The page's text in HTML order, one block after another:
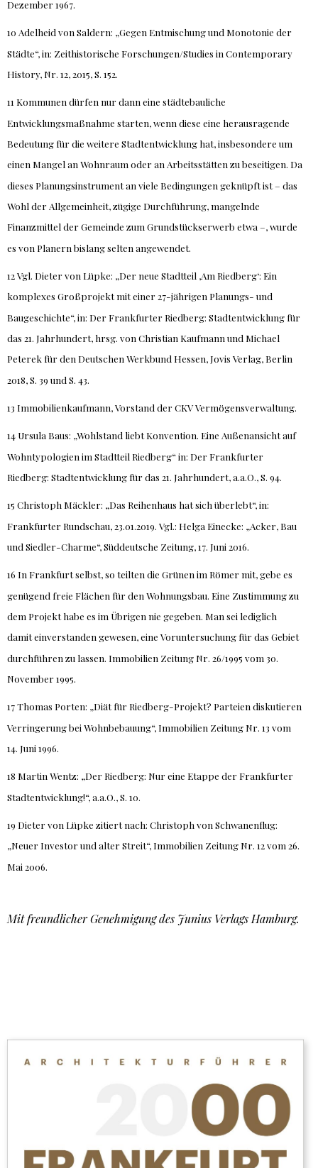
Dezember 1967.
10 Adelheid von Saldern: „Gegen Entmischung und Monotonie der
Städte“, in: Zeithistorische Forschungen/Studies in Contemporary
History, Nr. 12, 2015, S. 152.
11 Kommunen dürfen nur dann eine städtebauliche
Entwicklungsmaßnahme starten, wenn diese eine herausragende
Bedeutung für die weitere Stadtentwicklung hat, insbesondere um
einen Mangel an Wohnraum oder an Arbeitsstätten zu beseitigen. Da
dieses Planungsinstrument an viele Bedingungen geknüpft ist – das
Wohl der Allgemeinheit, zügige Durchführung, mangelnde
Finanzmittel der Gemeinde zum Grundstückserwerb etwa –, wurde
es von Planern bislang selten angewendet.
12 Vgl. Dieter von Lüpke: „Der neue Stadtteil ,Am Riedberg‘: Ein
komplexes Großprojekt mit einer 27-jährigen Planungs- und
Baugeschichte“, in: Der Frankfurter Riedberg: Stadtentwicklung für
das 21. Jahrhundert, hrsg. von Christian Kaufmann und Michael
Peterek für den Deutschen Werkbund Hessen, Jovis Verlag, Berlin
2018, S. 39 und S. 43.
13 Immobilienkaufmann, Vorstand der CKV Vermögensverwaltung.
14 Ursula Baus: „Wohlstand liebt Konvention. Eine Außenansicht auf
Wohntypologien im Stadtteil Riedberg“ in: Der Frankfurter
Riedberg: Stadtentwicklung für das 21. Jahrhundert, a.a.O., S. 94.
15 Christoph Mäckler: „Das Reihenhaus hat sich überlebt“, in:
Frankfurter Rundschau, 23.01.2019. Vgl.: Helga Einecke: „Acker, Bau
und Siedler-Charme“, Süddeutsche Zeitung, 17. Juni 2016.
16 In Frankfurt selbst, so teilten die Grünen im Römer mit, gebe es
genügend freie Flächen für den Wohnungsbau. Eine Zustimmung zu
dem Projekt habe es im Übrigen nie gegeben. Man sei lediglich
damit einverstanden gewesen, eine Voruntersuchung für das Gebiet
durchführen zu lassen. Immobilien Zeitung Nr. 26/1995 vom 30.
November 1995.
17 Thomas Porten: „Diät für Riedberg-Projekt? Parteien diskutieren
Verringerung bei Wohnbebauung“, Immobilien Zeitung Nr. 13 vom
14. Juni 1996.
18 Martin Wentz: „Der Riedberg: Nur eine Etappe der Frankfurter
Stadtentwicklung!“, a.a.O., S. 10.
19 Dieter von Lüpke zitiert nach: Christoph von Schwanenflug:
„Neuer Investor und alter Streit“, Immobilien Zeitung Nr. 12 vom 26.
Mai 2006.
Mit freundlicher Genehmigung des Junius Verlags Hamburg.